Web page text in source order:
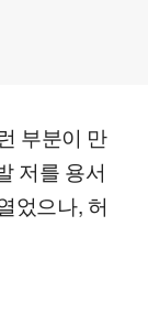
부분이 만
저를 용서
었으나, 허